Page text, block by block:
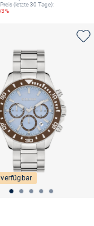
(letzte 30 Tage):